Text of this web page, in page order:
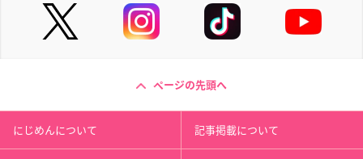
ページの先頭へ
にじめんについて 記事掲載について